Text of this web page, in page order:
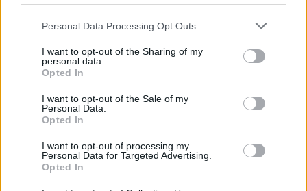
Personal Data Processing Opt Outs
I want to opt-out of the Sharing of my
personal data.
Opted In
I want to opt-out of the Sale of my
Personal Data.
Opted In
I want to opt-out of processing my
Personal Data for Targeted Advertising.
Opted In
Podmiot odpowiedzialny
Brother Polska
https://brother.pl
Pomoc techniczna